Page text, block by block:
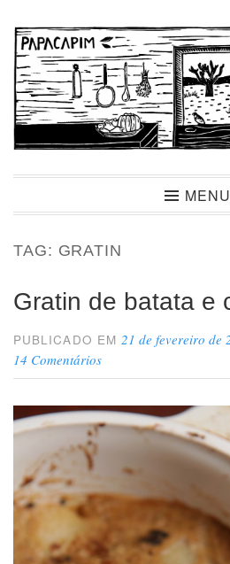
para
conteúdo
PapacapimMENU
TAG: GRATIN
Gratin de batata e
PUBLICADO EM 21 de fevereiro de
14 Comentários